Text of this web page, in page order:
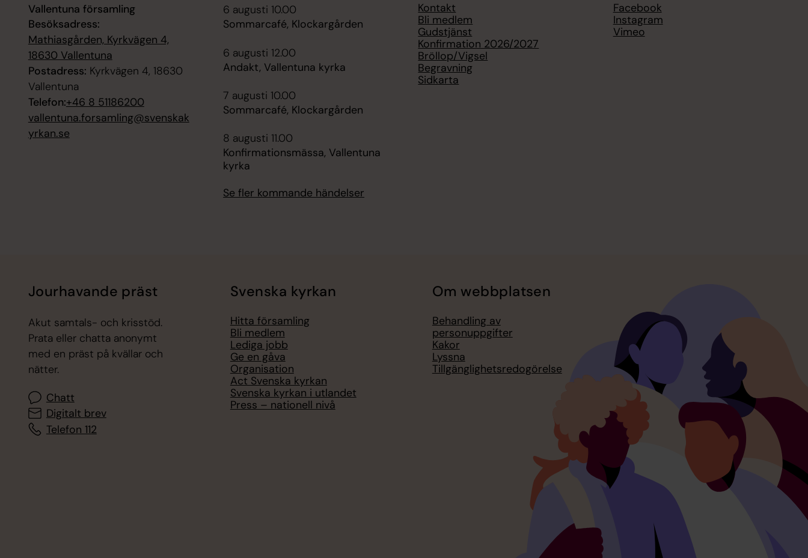
Vallentuna församling
Besöksadress:
Mathiasgården, Kyrkvägen 4,
18630 Vallentuna
Postadress: Kyrkvägen 4, 18630
Vallentuna
Telefon:+46 8 51186200
vallentuna.forsamling@svenskak
yrkan.se
6 augusti 10.00
Sommarcafé, Klockargården
6 augusti 12.00
Andakt, Vallentuna kyrka
7 augusti 10.00
Sommarcafé, Klockargården
8 augusti 11.00
Konfirmationsmässa, Vallentuna
kyrka
Se fler kommande händelser
Kontakt
Bli medlem
Gudstjänst
Konfirmation 2026/2027
Bröllop/Vigsel
Begravning
Sidkarta
Facebook
Instagram
Vimeo
Jourhavande präst
Akut samtals- och krisstöd.
Prata eller chatta anonymt
med en präst på kvällar och
nätter.
Chatt
Digitalt brev
Telefon 112
Svenska kyrkan
Hitta församling
Bli medlem
Lediga jobb
Ge en gåva
Organisation
Act Svenska kyrkan
Svenska kyrkan i utlandet
Press – nationell nivå
Om webbplatsen
Behandling av
personuppgifter
Kakor
Lyssna
Tillgänglighetsredogörelse